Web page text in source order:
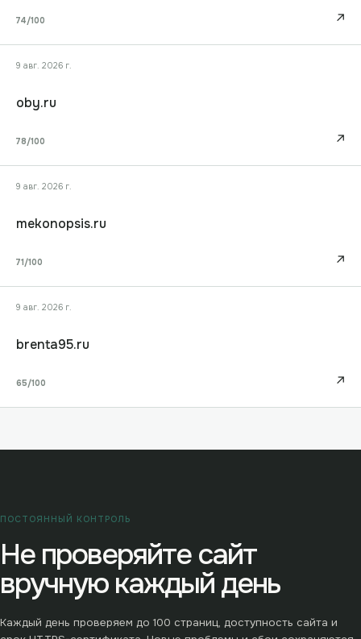
74/100 ↗
9 авг. 2026 г.
oby.ru
78/100 ↗
9 авг. 2026 г.
mekonopsis.ru
71 /100 ↗
9 авг. 2026 г.
brenta95.ru
65/100 ↗
ПОСТОЯННЫЙ КОНТРОЛЬ
Не проверяйте сайт
вручную каждый день
Каждый день проверяем до 100 страниц, доступность сайта и